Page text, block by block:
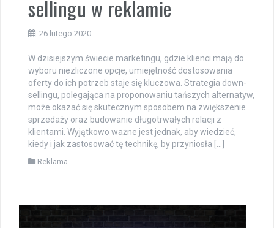
sellingu w reklamie
26 lutego 2020
W dzisiejszym świecie marketingu, gdzie klienci mają do
wyboru niezliczone opcje, umiejętność dostosowania
oferty do ich potrzeb staje się kluczowa. Strategia down-
sellingu, polegająca na proponowaniu tańszych alternatyw,
może okazać się skutecznym sposobem na zwiększenie
sprzedaży oraz budowanie długotrwałych relacji z
klientami. Wyjątkowo ważne jest jednak, aby wiedzieć,
kiedy i jak zastosować tę technikę, by przyniosła […]
Reklama